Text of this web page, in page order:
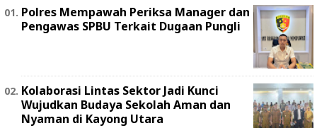
Polres Mempawah Periksa Manager dan
Pengawas SPBU Terkait Dugaan Pungli
Kolaborasi Lintas Sektor Jadi Kunci
Wujudkan Budaya Sekolah Aman dan
Nyaman di Kayong Utara